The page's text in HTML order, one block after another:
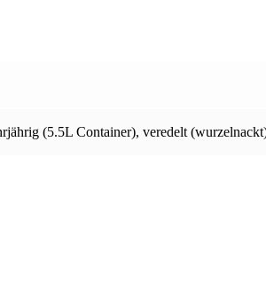
(5.5L Container), veredelt